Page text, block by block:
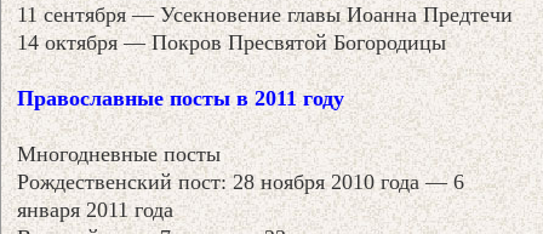
11 сентября — Усекновение главы Иоанна Предтечи
14 октября — Покров Пресвятой Богородицы
Православные посты в 2011 году
Многодневные посты
Рождественский пост: 28 ноября 2010 года — 6
января 2011 года